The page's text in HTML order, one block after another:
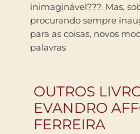
inimaginável???. Mas,
procurando sempre
para as coisas, novos
palavras
OUTROS
EVANDRO
FERREIRA